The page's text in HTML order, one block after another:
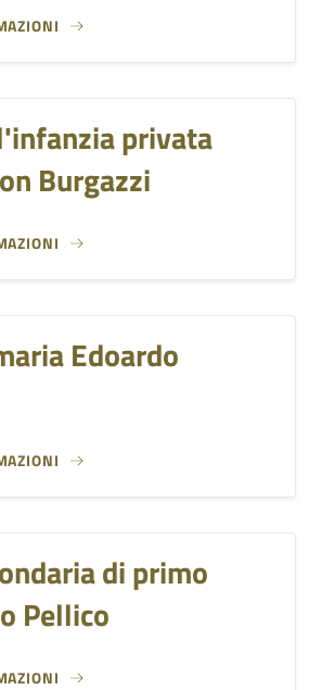
privata
Burgazzi
Edoardo
di primo
Pellico